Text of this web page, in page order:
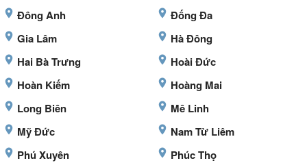
Đông Anh
Đống Đa
Gia Lâm
Hà Đông
Hai Bà Trưng
Hoài Đức
Hoàn Kiếm
Hoàng Mai
Long Biên
Mê Linh
Mỹ Đức
Nam Từ Liêm
Phú Xuyên
Phúc Thọ